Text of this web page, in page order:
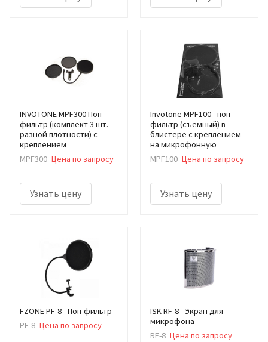
INVOTONE MPF300 Поп
фильтр (комплект 3 шт.
разной плотности) с
креплением
MPF300 Цена по запросу
Узнать цену
Invotone MPF100 - поп
фильтр (съемный) в
блистере с креплением
на микрофонную
MPF100 Цена по запросу
Узнать цену
FZONE PF-8 - Поп-фильтр
PF-8 Цена по запросу
ISK RF-8 - Экран для
микрофона
RF-8 Цена по запросу